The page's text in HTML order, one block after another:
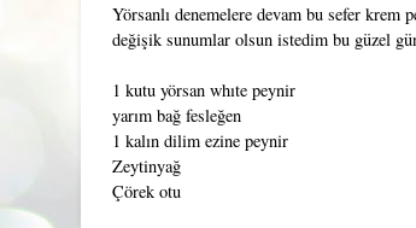
Yörsanlı denemelere devam bu sefer
değişik sunumlar olsun istedim bu güzel
1 kutu yörsan whıte peynir
yarım bağ fesleğen
1 kalın dilim ezine peynir
Zeytinyağ
Çörek otu